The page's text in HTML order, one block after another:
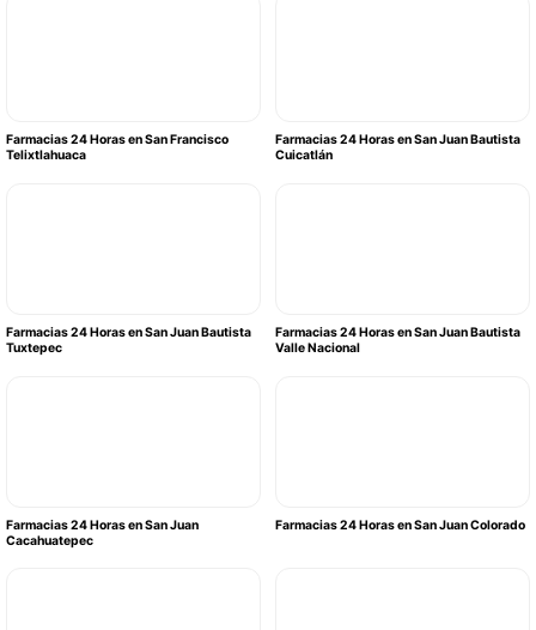
Farmacias 24 Horas en San Francisco
Telixtlahuaca
Farmacias 24 Horas en San Juan Bautista
Cuicatlán
Farmacias 24 Horas en San Juan Bautista
Tuxtepec
Farmacias 24 Horas en San Juan Bautista
Valle Nacional
Farmacias 24 Horas en San Juan
Cacahuatepec
Farmacias 24 Horas en San Juan Colorado